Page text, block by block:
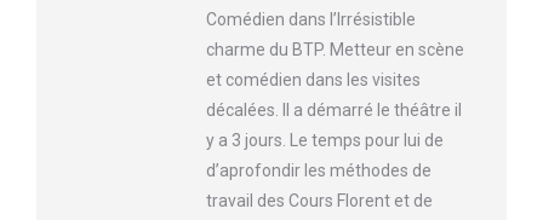
Comédien dans l’Irrésistible
charme du BTP. Metteur en scène
et comédien dans les visites
décalées. Il a démarré le théâtre il
y a 3 jours. Le temps pour lui de
d’aprofondir les méthodes de
travail des Cours Florent et de